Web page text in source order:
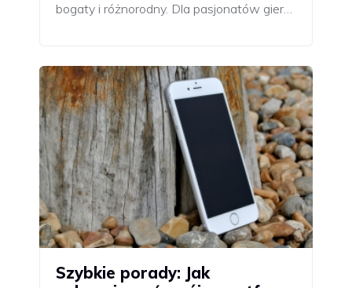
bogaty i różnorodny. Dla pasjonatów gier…
Szybkie porady: Jak